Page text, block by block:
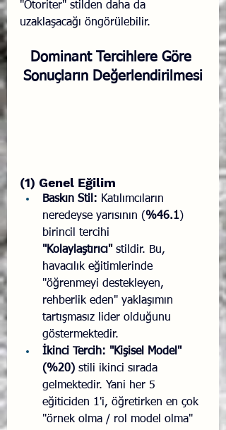
"Otoriter" stilden daha da
uzaklaşacağı öngörülebilir.
Dominant Tercihlere Göre
Sonuçların Değerlendirilmesi
(1) Genel Eğilim
Baskın Stil: Katılımcıların
neredeyse yarısının (%46.1)
birincil tercihi
"Kolaylaştırıcı" stildir. Bu,
havacılık eğitimlerinde
"öğrenmeyi destekleyen,
rehberlik eden" yaklaşımın
tartışmasız lider olduğunu
göstermektedir.
İkinci Tercih: "Kişisel Model"
(%20) stili ikinci sırada
gelmektedir. Yani her 5
eğiticiden 1'i, öğretirken en çok
"örnek olma / rol model olma"